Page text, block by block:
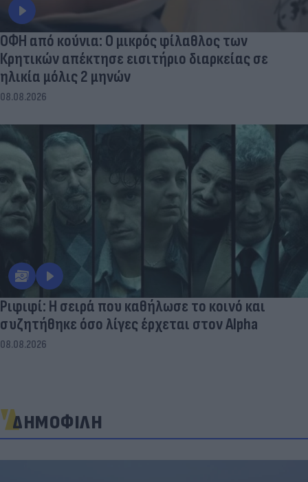
ΟΦΗ από κούνια: Ο μικρός φίλαθλος των
Κρητικών απέκτησε εισιτήριο διαρκείας σε
ηλικία μόλις 2 μηνών
08.08.2026
Ριφιφί: Η σειρά που καθήλωσε το κοινό και
συζητήθηκε όσο λίγες έρχεται στον Alpha
08.08.2026
ΔΗΜΟΦΙΛΗ